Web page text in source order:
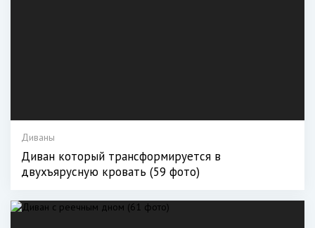
Диваны
Диван который трансформируется в
двухъярусную кровать (59 фото)